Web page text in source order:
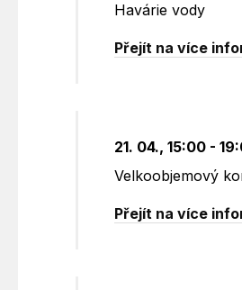
Havárie vody
Přejít na více
21. 04., 15:00 -
Velkoobjemový
Přejít na více